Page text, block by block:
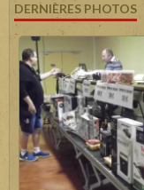
DERNIÈRES PHOTOS